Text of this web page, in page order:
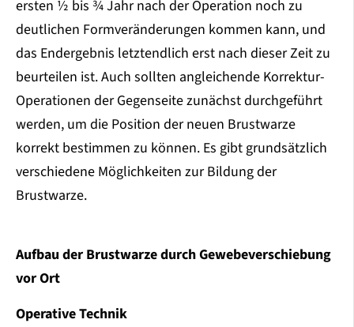
ersten ½ bis ¾ Jahr nach der Operation noch zu
deutlichen Formveränderungen kommen kann, und
das Endergebnis letztendlich erst nach dieser Zeit zu
beurteilen ist. Auch sollten angleichende Korrektur-
Operationen der Gegenseite zunächst durchgeführt
werden, um die Position der neuen Brustwarze
korrekt bestimmen zu können. Es gibt grundsätzlich
verschiedene Möglichkeiten zur Bildung der
Brustwarze.
Aufbau der Brustwarze durch Gewebeverschiebung
vor Ort
Operative Technik